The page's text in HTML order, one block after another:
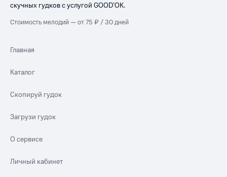
скучных гудков с услугой GOOD’OK.
Стоимость мелодий — от 75 ₽ / 30 дней
Главная
Каталог
Скопируй гудок
Загрузи гудок
О сервисе
Личный кабинет